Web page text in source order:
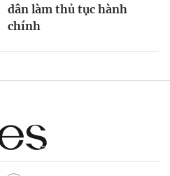
dân làm thủ tục hành
chính